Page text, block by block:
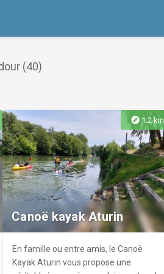
(40)
explore 1.2 km
Canoë kayak Aturin
En famille ou entre amis, le Canoë
Kayak Aturin vous propose une